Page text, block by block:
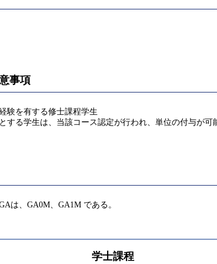
事項
験を有する修士課程学生
する学生は、当該コース認定が行われ、単位の付与が可
は、GA0M、GA1M である。
学士課程